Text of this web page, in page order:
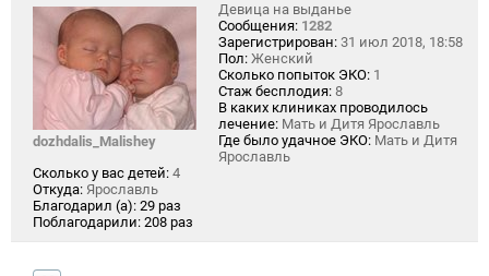
dozhdalis_Malishey
Девица на выданье
Сообщения: 1282
Зарегистрирован: 31 июл 2018, 18:58
Пол: Женский
Сколько попыток ЭКО: 1
Стаж бесплодия: 8
В каких клиниках проводилось
лечение: Мать и Дитя Ярославль
Где было удачное ЭКО: Мать и Дитя
Ярославль
Сколько у вас детей: 4
Откуда: Ярославль
Благодарил (а): 29 раз
Поблагодарили: 208 раз